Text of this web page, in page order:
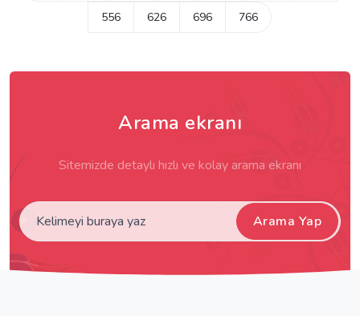
556 626 696 766
Arama ekranı
Sitemizde detaylı hızlı ve kolay arama ekranı
Arama Yap